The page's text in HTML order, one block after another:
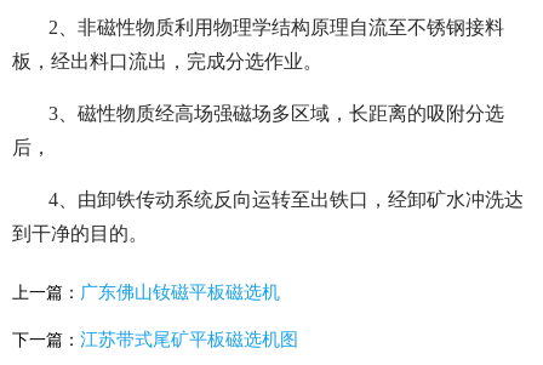
2、非磁性物质利用物理学结构原理自流至不锈钢接料
板，经出料口流出，完成分选作业。
3、磁性物质经高场强磁场多区域，长距离的吸附分选
后，
4、由卸铁传动系统反向运转至出铁口，经卸矿水冲洗达
到干净的目的。
上一篇： 广东佛山钕磁平板磁选机
下一篇： 江苏带式尾矿平板磁选机图